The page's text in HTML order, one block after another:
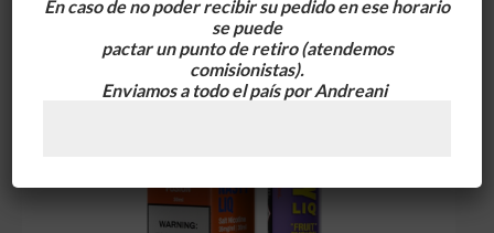
En caso de no poder recibir su pedido en ese horario
se puede
pactar un punto de retiro(atendemos
comisionistas).
Enviamos a todo el país por Andreani